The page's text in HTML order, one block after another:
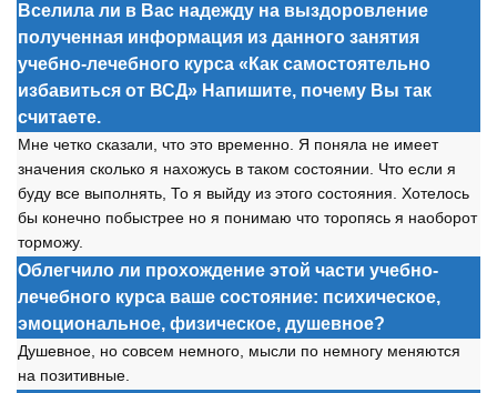
Вселила ли в Вас надежду на выздоровление
полученная информация из данного занятия
учебно-лечебного курса «Как самостоятельно
избавиться от ВСД» Напишите, почему Вы так
считаете.
Мне четко сказали, что это временно . Я поняла не имеет
значения сколько я нахожусь в таком состоянии. Что если я
буду все выполнять, То я выйду из этого состояния. Хотелось
бы конечно побыстрее но я понимаю что торопясь я наоборот
торможу.
Облегчило ли прохождение этой части учебно-
лечебного курса ваше состояние: психическое,
эмоциональное, физическое, душевное?
Душевное, но совсем немного , мысли по немногу меняются
на позитивные.